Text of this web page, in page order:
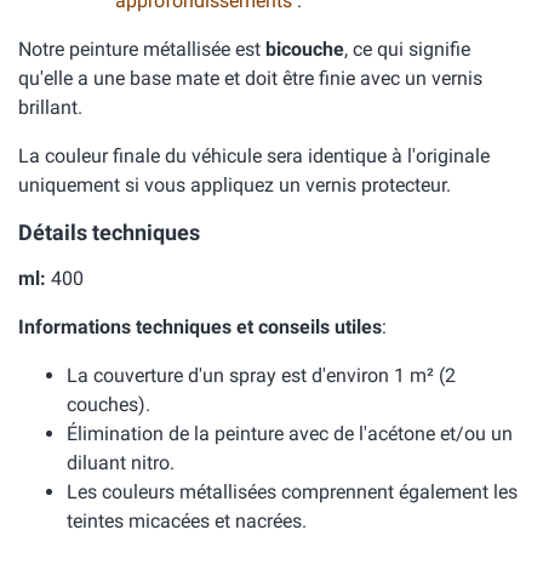
Notre peinture métallisée est bicouche, ce qui signifie
qu'elle a une base mate et doit être finie avec un vernis
brillant.
La couleur finale du véhicule sera identique à l'originale
uniquement si vous appliquez un vernis protecteur.
Détails techniques
ml: 400
Informations techniques et conseils utiles:
La couverture d'un spray est d'environ 1 m² (2
couches).
Élimination de la peinture avec de l'acétone et/ou un
diluant nitro.
Les couleurs métallisées comprennent également les
teintes micacées et nacrées.